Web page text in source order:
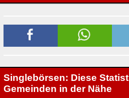
Singlebörsen: Diese
Gemeinden in der Nähe